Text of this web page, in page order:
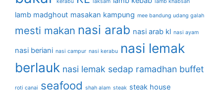
kerabu laksam lamb khabsah
lamb madghout masakan kampung mee bandung udang galah
mesti makan nasi arab nasi arab kl nasi ayam
nasi beriani nasi campur nasi kerabu nasi lemak
berlauk nasi lemak sedap ramadhan buffet
roti canai seafood shah alam steak steak house